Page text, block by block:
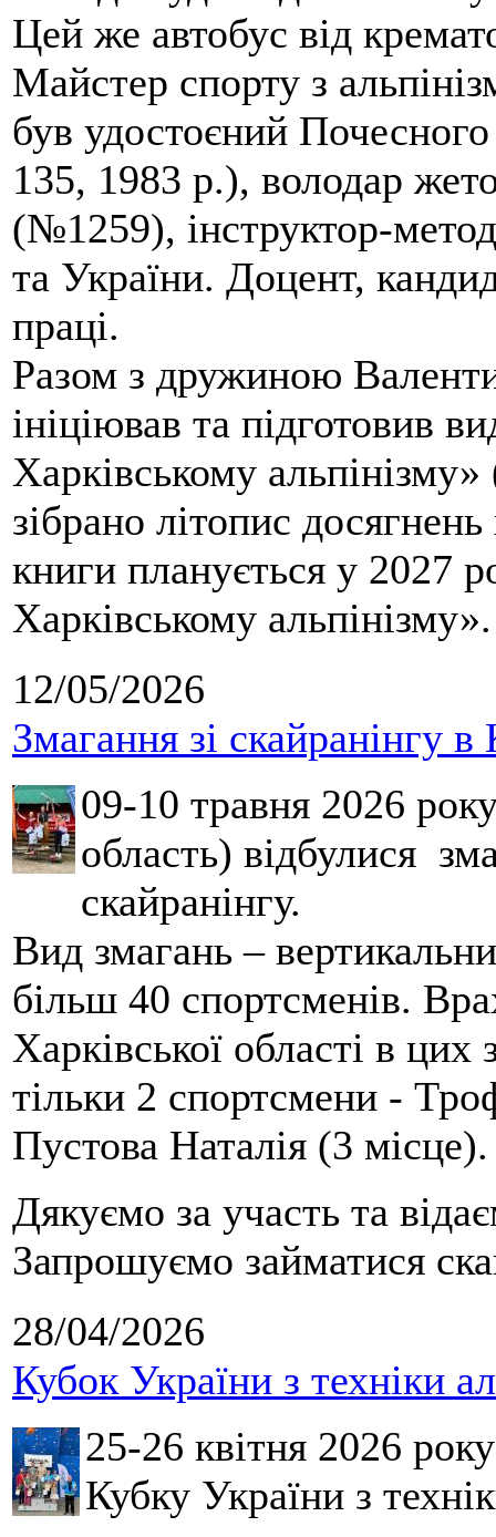
Цей же автобус від
Майстер спорту з
був удостоєний
135, 1983 р.), володар
(№1259), інструктор-
та України. Доцент,
праці.
Разом з дружиною
ініціював та підготовив
Харківському
зібрано літопис
книги планується у 2027
Харківському альпінізму».
12/05/2026
Змагання зі скайранінгу в
09-10 травня 2026
область) відбулися
скайранінгу.
Вид змагань –
більш 40 спортсменів.
Харківської області в
тільки 2 спортсмени -
Пустова Наталія (3 місце).
Дякуємо за участь та
Запрошуємо займатися
28/04/2026
Кубок України з техніки
25-26 квітня 2026
Кубку України з